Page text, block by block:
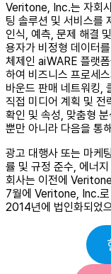
Veritone, Inc.는 자회
팅 솔루션 및 서비스를
인식, 예측, 문제 해결
용자가 비정형 데이터
체제인 aiWARE 플랫
하여 비즈니스 프로세
바운드 판매 네트워킹,
직접 미디어 계획 및
확인 및 속성, 맞춤형
뿐만 아니라 다음을 통
광고 대행사 또는 마케
률 및 규정 준수, 에너
회사는 이전에
7월에 Veritone, Inc.
2014년에 법인화되었